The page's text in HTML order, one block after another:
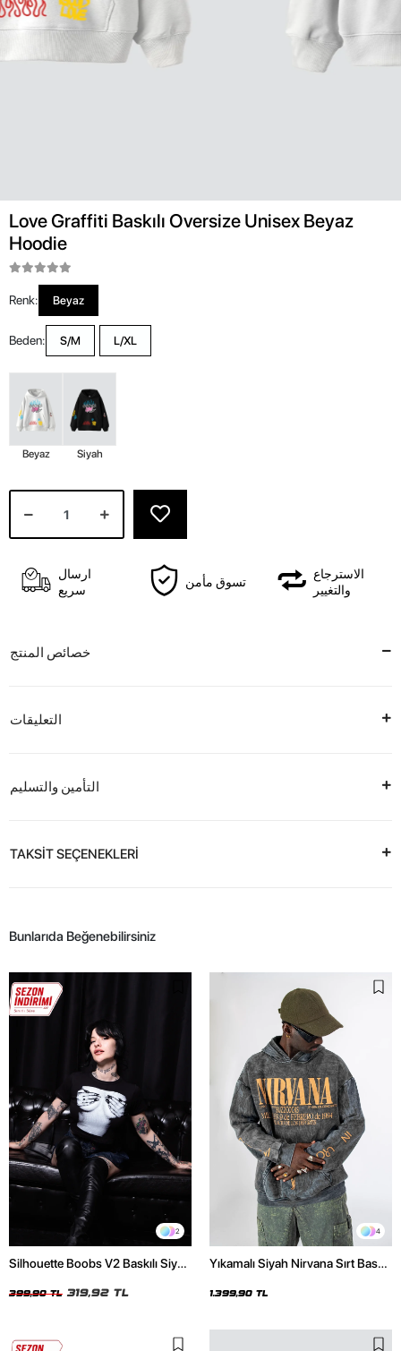
Love Graffiti Baskılı Oversize Unisex Beyaz
Hoodie
Renk: Beyaz
Beden: S/M L/XL
Beyaz Siyah
ارسال
سريع
تسوق مأمن
الاسترجاع
والتغيير
خصائص المنتج
التعليقات
التأمين والتسليم
TAKSİT SEÇENEKLERİ
Bunlarıda Beğenebilirsiniz
2
Silhouette Boobs V2 Baskılı Siyah
399,90 TL 319,92 TL
4
Yıkamalı Siyah Nirvana Sırt Baskılı
1.399,90 TL